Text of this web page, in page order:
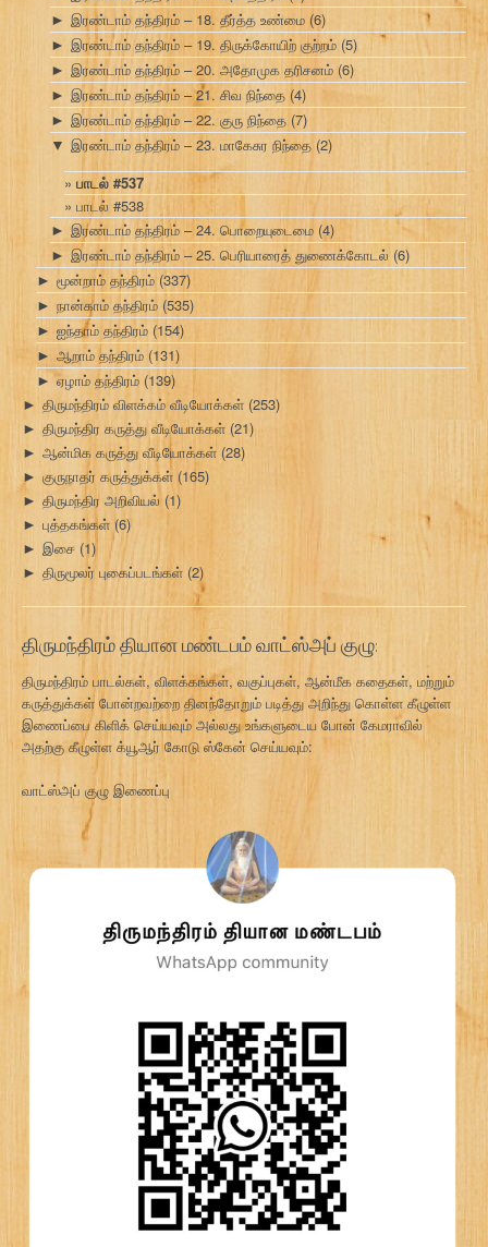
► இரண்டாம் தந்திரம் – 18. தீர்த்த உண்மை (6)
► இரண்டாம் தந்திரம் – 19. திருக்கோயிற் குற்றம் (5)
► இரண்டாம் தந்திரம் – 20. அதோமுக தரிசனம் (6)
► இரண்டாம் தந்திரம் – 21. சிவ நிந்தை (4)
► இரண்டாம் தந்திரம் – 22. குரு நிந்தை (7)
▼ இரண்டாம் தந்திரம் – 23. மாகேசுர நிந்தை (2)
பாடல் #537
பாடல் #538
► இரண்டாம் தந்திரம் – 24. பொறையுடைமை (4)
► இரண்டாம் தந்திரம் – 25. பெரியாரைத் துணைக்கோடல் (6)
► மூன்றாம் தந்திரம் (337)
► நான்காம் தந்திரம் (535)
► ஐந்தாம் தந்திரம் (154)
► ஆறாம் தந்திரம் (131)
► ஏழாம் தந்திரம் (139)
► திருமந்திரம் விளக்கம் வீடியோக்கள் (253)
► திருமந்திர கருத்து வீடியோக்கள் (21)
► ஆன்மிக கருத்து வீடியோக்கள் (28)
► குருநாதர் கருத்துக்கள் (165)
► திருமந்திர அறிவியல் (1)
► புத்தகங்கள் (6)
► இசை (1)
► திருமூலர் புகைப்படங்கள் (2)
திருமந்திரம் தியான மண்டபம் வாட்ஸ்அப் குழு:
திருமந்திரம் பாடல்கள், விளக்கங்கள், வகுப்புகள், ஆன்மீக கதைகள், மற்றும்
கருத்துக்கள் போன்றவற்றை தினந்தோறும் படித்து அறிந்து கொள்ள கீழுள்ள
இணைப்பை கிளிக் செய்யவும் அல்லது உங்களுடைய போன் கேமராவில்
அதற்கு கீழுள்ள க்யூஆர் கோடு ஸ்கேன் செய்யவும்:
வாட்ஸ்அப் குழு இணைப்பு